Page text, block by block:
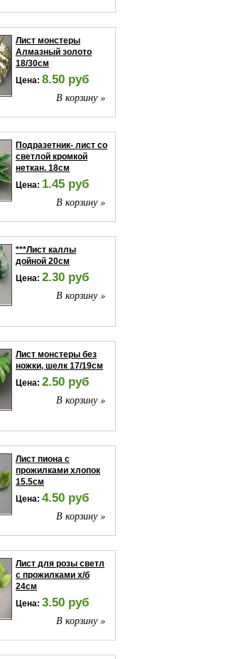
Лист монстеры
Алмазный золото
18/30см
Цена: 8.50 руб
В корзину »
Подразетник- лист со
светлой кромкой
неткан. 18см
Цена: 1.45 руб
В корзину »
***Лист каллы
дойной 20см
Цена: 2.30 руб
В корзину »
Лист монстеры без
ножки, шелк 17/19см
Цена: 2.50 руб
В корзину »
Лист пиона с
прожилками хлопок
15.5см
Цена: 4.50 руб
В корзину »
Лист для розы светл
с прожилками х/б
24см
Цена: 3.50 руб
В корзину »